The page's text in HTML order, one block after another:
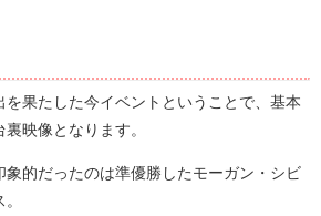
を果たした今イベントということで、基本
映像となります。
象的だったのは準優勝したモーガン・シビ